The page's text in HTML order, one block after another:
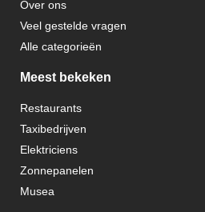
Over ons
Veel gestelde vragen
Alle categorieën
Meest bekeken
Restaurants
Taxibedrijven
Elektriciens
Zonnepanelen
Musea